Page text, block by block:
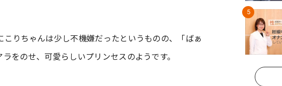
りちゃんは少し不機嫌だったというものの、「ばぁ
をのせ、可愛らしいプリンセスのようです。